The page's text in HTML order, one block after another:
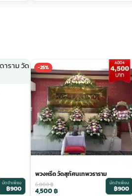
มัดจำเพียง
฿900
-25%
พวงหรีด วัดสุทัศนเทพวราราม
6,000฿
4,500฿
มัดจำเพียง
฿900